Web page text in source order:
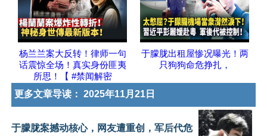
杨兰兰案大反转！律师一句
话震惊全场！真实身份匪夷
所思！【 #禁闻解密
于朦胧出租屋惨况曝光！两
只狗狗命危挣扎，
更多文章导读： 2025年11月21日
于朦胧案撼动核心，网友遭重创，军后代危